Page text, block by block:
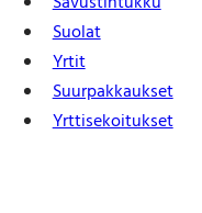
Suolat
Yrtit
Suur­pakkaukset
Yrtti­sekoitukset